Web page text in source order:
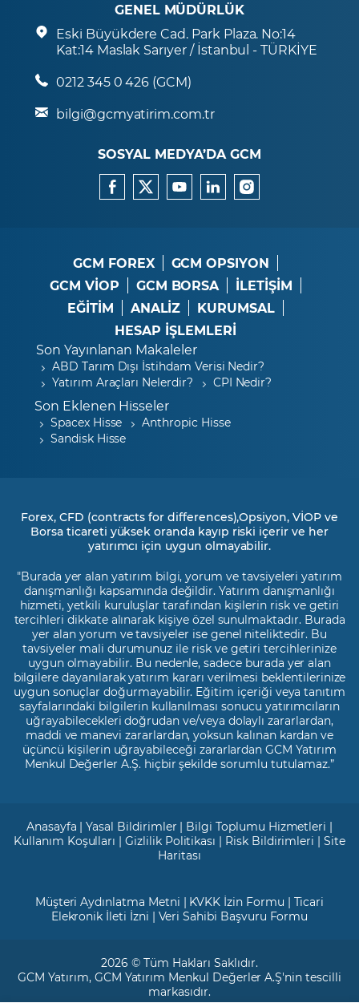
GENEL MÜDÜRLÜK
Eski Büyükdere Cad. Park Plaza. No:14
Kat:14 Maslak Sarıyer / İstanbul - TÜRKİYE
0212 345 0 426 (GCM)
bilgi@gcmyatirim.com.tr
SOSYAL MEDYA’DA GCM
GCM FOREX
GCM OPSIYON
GCM VİOP
GCM BORSA
İLETİŞİM
EĞİTİM
ANALİZ
KURUMSAL
HESAP İŞLEMLERİ
Son Yayınlanan Makaleler
ABD Tarım Dışı İstihdam Verisi Nedir?
Yatırım Araçları Nelerdir?
CPI Nedir?
Son Eklenen Hisseler
Spacex Hisse
Anthropic Hisse
Sandisk Hisse
Forex, CFD (contracts for differences),Opsiyon, VİOP ve
Borsa ticareti yüksek oranda kayıp riski içerir ve her
yatırımcı için uygun olmayabilir.
"Burada yer alan yatırım bilgi, yorum ve tavsiyeleri yatırım
danışmanlığı kapsamında değildir. Yatırım danışmanlığı
hizmeti, yetkili kuruluşlar tarafından kişilerin risk ve getiri
tercihleri dikkate alınarak kişiye özel sunulmaktadır. Burada
yer alan yorum ve tavsiyeler ise genel niteliktedir. Bu
tavsiyeler mali durumunuz ile risk ve getiri tercihlerinize
uygun olmayabilir. Bu nedenle, sadece burada yer alan
bilgilere dayanılarak yatırım kararı verilmesi beklentilerinize
uygun sonuçlar doğurmayabilir. Eğitim içeriği veya tanıtım
sayfalarındaki bilgilerin kullanılması sonucu yatırımcıların
uğrayabilecekleri doğrudan ve/veya dolaylı zararlardan,
maddi ve manevi zararlardan, yoksun kalınan kardan ve
üçüncü kişilerin uğrayabileceği zararlardan GCM Yatırım
Menkul Değerler A.Ş. hiçbir şekilde sorumlu tutulamaz.”
Anasayfa |Yasal Bildirimler | Bilgi Toplumu Hizmetleri |
Kullanım Koşulları |Gizlilik Politikası | Risk Bildirimleri |Site
Haritası
Müşteri Aydınlatma Metni | KVKK İzin Formu | Ticari
Elekronik İleti İzni | Veri Sahibi Başvuru Formu
2026 © Tüm Hakları Saklıdır.
GCM Yatırım, GCM Yatırım Menkul Değerler A.Ş'nin tescilli
markasıdır.